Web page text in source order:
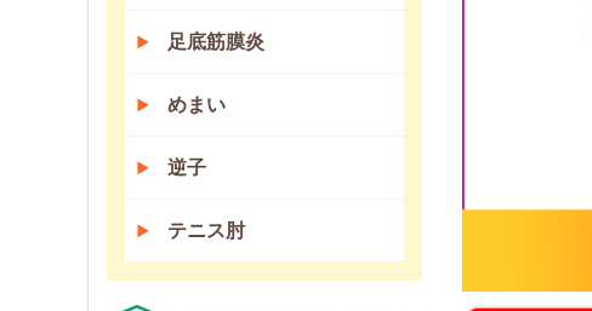
足底筋膜炎
めまい
逆子
テニス肘